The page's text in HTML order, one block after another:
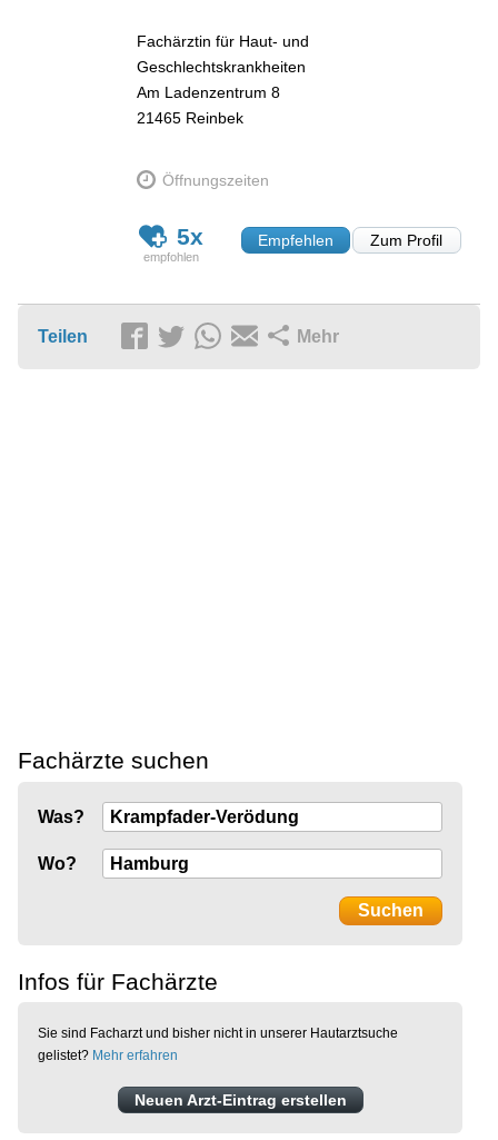
Fachärztin für Haut- und
Geschlechtskrankheiten
Am Ladenzentrum 8
21465 Reinbek
Öffnungszeiten
5x Empfehlen Zum Profil
Teilen Mehr
Fachärzte suchen
Was?
Wo?
Infos für Fachärzte
Sie sind Facharzt und bisher nicht in unserer Hautarztsuche
gelistet? Mehr erfahren
Neuen Arzt-Eintrag erstellen